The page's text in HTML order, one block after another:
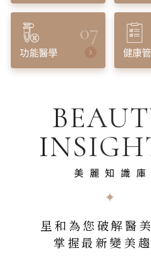
07
功能醫學 健康
美麗知識庫
星和為您破解醫
掌握最新變美